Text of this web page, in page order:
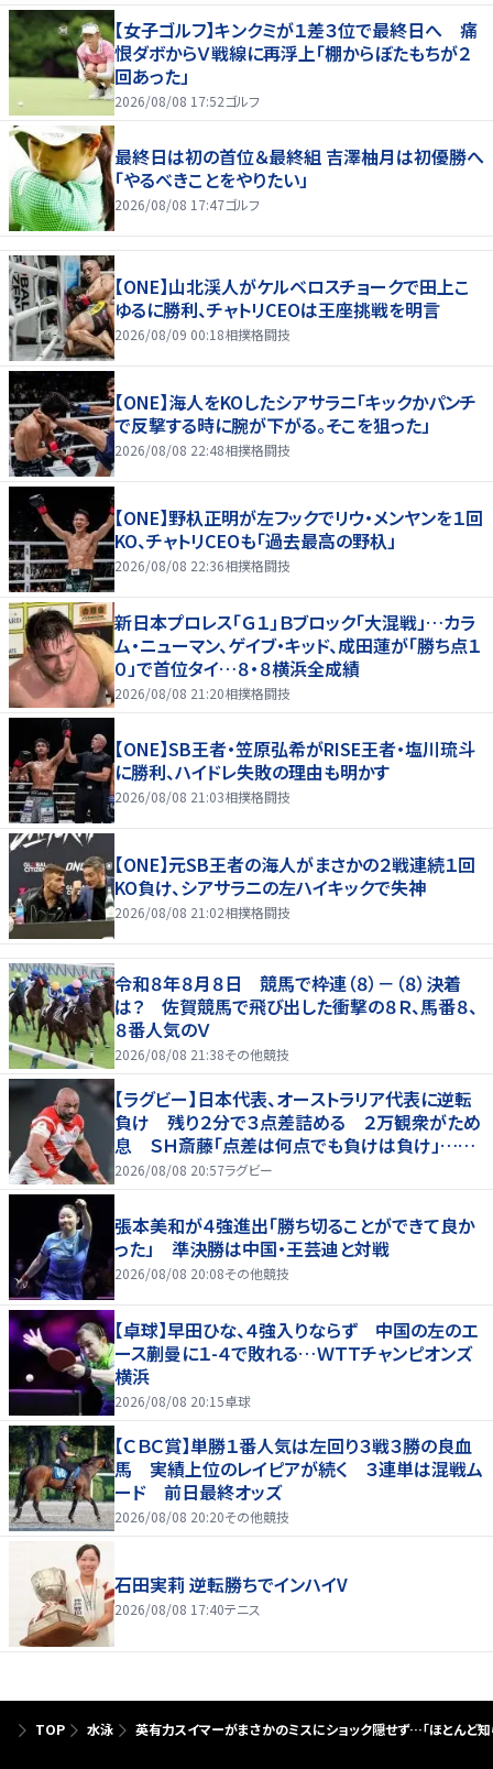
【女子ゴルフ】キンクミが１差３位で最終日へ 痛
恨ダボからＶ戦線に再浮上「棚からぼたもちが２
回あった」
2026/08/08 17:52ゴルフ
最終日は初の首位＆最終組 吉澤柚月は初優勝へ
「やるべきことをやりたい」
2026/08/08 17:47ゴルフ
【ONE】山北渓人がケルベロスチョークで田上こ
ゆるに勝利、チャトリCEOは王座挑戦を明言
2026/08/09 00:18相撲格闘技
【ONE】海人をKOしたシアサラニ「キックかパンチ
で反撃する時に腕が下がる。そこを狙った」
2026/08/08 22:48相撲格闘技
【ONE】野杁正明が左フックでリウ・メンヤンを１回
KO、チャトリCEOも「過去最高の野杁」
2026/08/08 22:36相撲格闘技
新日本プロレス「Ｇ１」Ｂブロック「大混戦」…カラ
ム・ニューマン、ゲイブ・キッド、成田蓮が「勝ち点１
０」で首位タイ…８・８横浜全成績
2026/08/08 21:20相撲格闘技
【ONE】SB王者・笠原弘希がRISE王者・塩川琉斗
に勝利、ハイドレ失敗の理由も明かす
2026/08/08 21:03相撲格闘技
【ONE】元SB王者の海人がまさかの２戦連続１回
KO負け、シアサラニの左ハイキックで失神
2026/08/08 21:02相撲格闘技
令和８年８月８日 競馬で枠連（８）－（８）決着
は？ 佐賀競馬で飛び出した衝撃の８Ｒ、馬番８、
８番人気のＶ
2026/08/08 21:38その他競技
【ラグビー】日本代表、オーストラリア代表に逆転
負け 残り２分で３点差詰める ２万観衆がため
息 ＳＨ斎藤「点差は何点でも負けは負け」…前
半にＳＯ伊藤龍が先制トライ、３２ー３５で惜敗
2026/08/08 20:57ラグビー
張本美和が４強進出「勝ち切ることができて良か
った」 準決勝は中国・王芸迪と対戦
2026/08/08 20:08その他競技
【卓球】早田ひな、４強入りならず 中国の左のエ
ース蒯曼に１-４で敗れる…ＷＴＴチャンピオンズ
横浜
2026/08/08 20:15卓球
【ＣＢＣ賞】単勝１番人気は左回り３戦３勝の良血
馬 実績上位のレイピアが続く ３連単は混戦ム
ード 前日最終オッズ
2026/08/08 20:20その他競技
石田実莉 逆転勝ちでインハイV
2026/08/08 17:40テニス
TOP 水泳 英有力スイマーがまさかのミスにショック隠せず…「ほとんど